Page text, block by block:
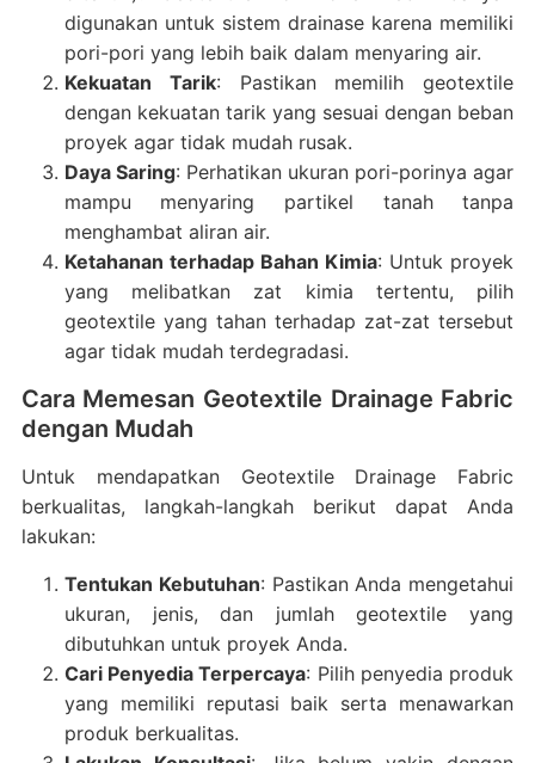
digunakan untuk sistem drainase karena memiliki
pori-pori yang lebih baik dalam menyaring air.
Kekuatan Tarik: Pastikan memilih geotextile
dengan kekuatan tarik yang sesuai dengan beban
proyek agar tidak mudah rusak.
Daya Saring: Perhatikan ukuran pori-porinya agar
mampu menyaring partikel tanah tanpa
menghambat aliran air.
Ketahanan terhadap Bahan Kimia: Untuk proyek
yang melibatkan zat kimia tertentu, pilih
geotextile yang tahan terhadap zat-zat tersebut
agar tidak mudah terdegradasi.
Cara Memesan Geotextile Drainage Fabric
dengan Mudah
Untuk mendapatkan Geotextile Drainage Fabric
berkualitas, langkah-langkah berikut dapat Anda
lakukan:
Tentukan Kebutuhan: Pastikan Anda mengetahui
ukuran, jenis, dan jumlah geotextile yang
dibutuhkan untuk proyek Anda.
Cari Penyedia Terpercaya: Pilih penyedia produk
yang memiliki reputasi baik serta menawarkan
produk berkualitas.